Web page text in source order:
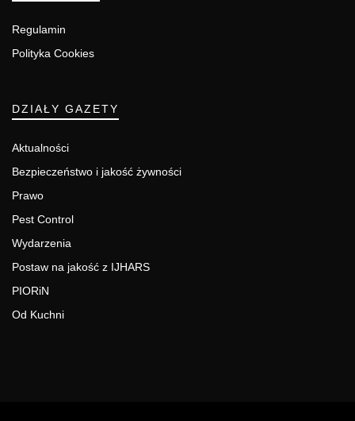
Regulamin
Polityka Cookies
DZIAŁY GAZETY
Aktualności
Bezpieczeństwo i jakość żywności
Prawo
Pest Control
Wydarzenia
Postaw na jakość z IJHARS
PIORiN
Od Kuchni